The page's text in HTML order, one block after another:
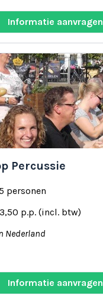
Informatie aanvragen
Percussie
personen
p.p. (incl. btw)
Nederland
Informatie aanvragen